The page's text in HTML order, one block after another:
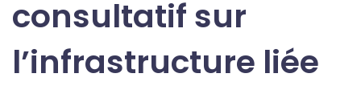
consultatif sur
l’infrastructure liée